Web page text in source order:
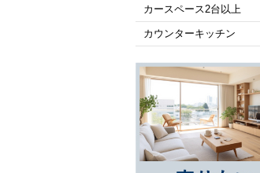
カースペース2台以上
カウンターキッチン